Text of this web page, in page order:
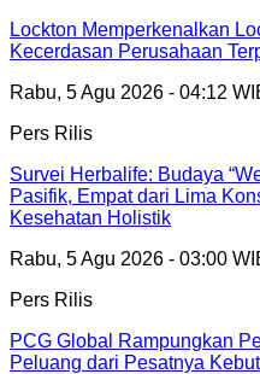
Lockton Memperkenalkan
Kecerdasan Perusahaan
Rabu, 5 Agu 2026 - 04:12
Pers Rilis
Survei Herbalife: Budaya
Pasifik, Empat dari Lima
Kesehatan Holistik
Rabu, 5 Agu 2026 - 03:00
Pers Rilis
PCG Global Rampungkan
Peluang dari Pesatnya